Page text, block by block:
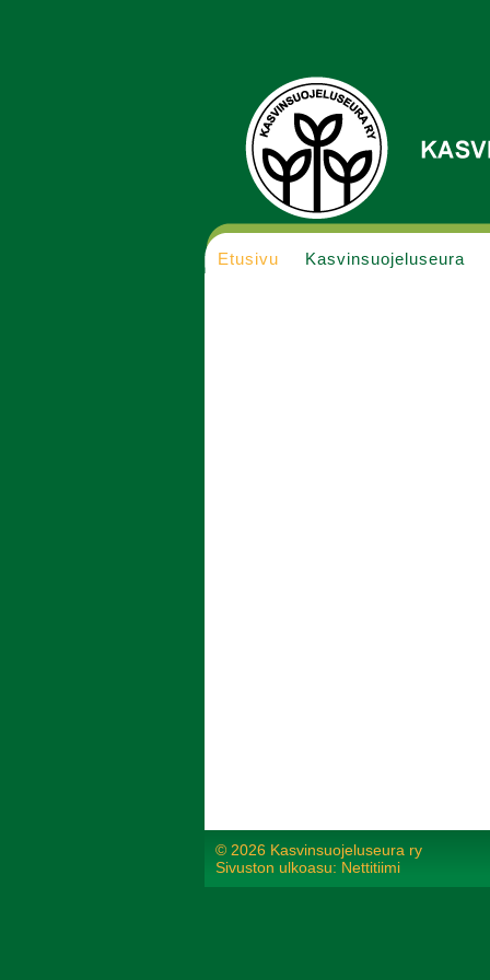
Etusivu Kasvinsuojeluseura
© 2026 Kasvinsuojeluseura ry
Sivuston ulkoasu: Nettitiimi